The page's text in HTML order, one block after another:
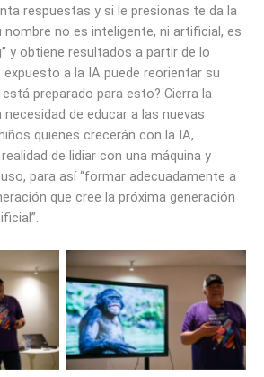
respuestas y si le presionas te da la
nombre no es inteligente, ni artificial, es
y obtiene resultados a partir de lo
expuesto a la IA puede reorientar su
preparado para esto? Cierra la
de educar a las nuevas
quienes crecerán con la IA,
de lidiar con una máquina y
para así “formar adecuadamente a
que cree la próxima generación
Presentación Fernando
Tellado